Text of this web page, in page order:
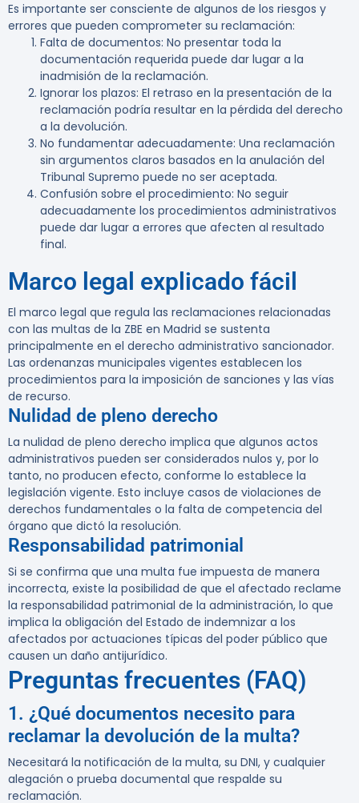
Es importante ser consciente de algunos de los riesgos y
errores que pueden comprometer su reclamación:
Falta de documentos: No presentar toda la
documentación requerida puede dar lugar a la
inadmisión de la reclamación.
Ignorar los plazos: El retraso en la presentación de la
reclamación podría resultar en la pérdida del derecho
a la devolución.
No fundamentar adecuadamente: Una reclamación
sin argumentos claros basados en la anulación del
Tribunal Supremo puede no ser aceptada.
Confusión sobre el procedimiento: No seguir
adecuadamente los procedimientos administrativos
puede dar lugar a errores que afecten al resultado
final.
Marco legal explicado fácil
El marco legal que regula las reclamaciones relacionadas
con las multas de la ZBE en Madrid se sustenta
principalmente en el derecho administrativo sancionador.
Las ordenanzas municipales vigentes establecen los
procedimientos para la imposición de sanciones y las vías
de recurso.
Nulidad de pleno derecho
La nulidad de pleno derecho implica que algunos actos
administrativos pueden ser considerados nulos y, por lo
tanto, no producen efecto, conforme lo establece la
legislación vigente. Esto incluye casos de violaciones de
derechos fundamentales o la falta de competencia del
órgano que dictó la resolución.
Responsabilidad patrimonial
Si se confirma que una multa fue impuesta de manera
incorrecta, existe la posibilidad de que el afectado reclame
la responsabilidad patrimonial de la administración, lo que
implica la obligación del Estado de indemnizar a los
afectados por actuaciones típicas del poder público que
causen un daño antijurídico.
Preguntas frecuentes (FAQ)
1. ¿Qué documentos necesito para
reclamar la devolución de la multa?
Necesitará la notificación de la multa, su DNI, y cualquier
alegación o prueba documental que respalde su
reclamación.